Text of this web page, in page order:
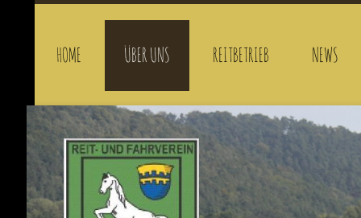
HOME ÜBER UNS REITBETRIEB NEWS